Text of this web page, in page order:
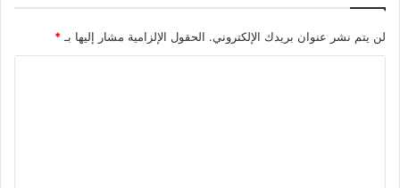
لن يتم نشر عنوان بريدك الإلكتروني. الحقول الإلزامية مشار إليها بـ *